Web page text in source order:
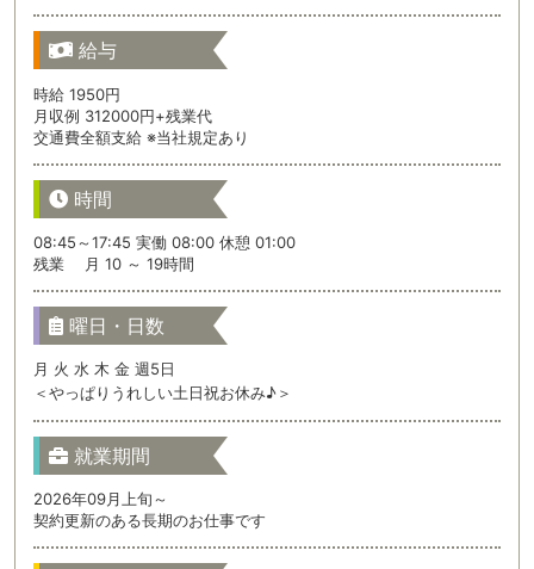
給与
時給 1950円
月収例 312000円+残業代
交通費全額支給 ※当社規定あり
時間
08:45～17:45 実働 08:00 休憩 01:00
残業 月 10 ～ 19時間
曜日・日数
月 火 水 木 金 週5日
＜やっぱりうれしい土日祝お休み♪＞
就業期間
2026年09月上旬～
契約更新のある長期のお仕事です